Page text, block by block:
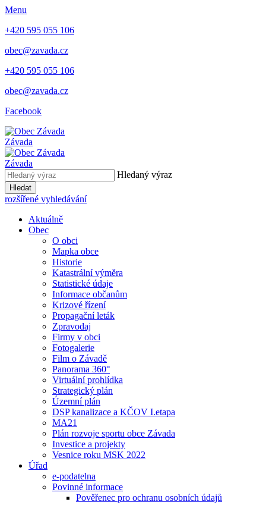
Menu
+420 595 055 106
obec@zavada.cz
+420 595 055 106
obec@zavada.cz
Facebook
Závada
Závada
Hledaný výraz
Hledat
rozšířené vyhledávání
Aktuálně
Obec
O obci
Mapka obce
Historie
Katastrální výměra
Statistické údaje
Informace občanům
Krizové řízení
Propagační leták
Zpravodaj
Firmy v obci
Fotogalerie
Film o Závadě
Panorama 360°
Virtuální prohlídka
Strategický plán
Územní plán
DSP kanalizace a KČOV I.etapa
MA21
Plán rozvoje sportu obce Závada
Investice a projekty
Vesnice roku MSK 2022
Úřad
e-podatelna
Povinné informace
Pověřenec pro ochranu osobních údajů